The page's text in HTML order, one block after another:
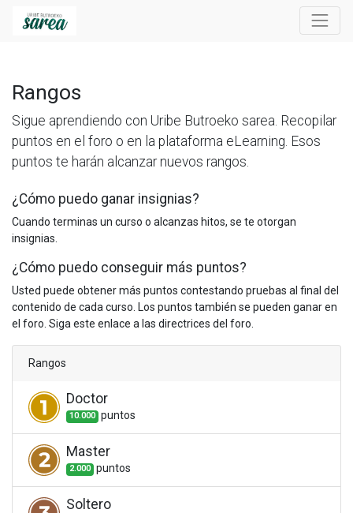
Rangos
Sigue aprendiendo con Uribe Butroeko sarea. Recopilar
puntos en el foro o en la plataforma eLearning. Esos
puntos te harán alcanzar nuevos rangos.
¿Cómo puedo ganar insignias?
Cuando terminas un curso o alcanzas hitos, se te otorgan
insignias.
¿Cómo puedo conseguir más puntos?
Usted puede obtener más puntos contestando pruebas al final del
contenido de cada curso. Los puntos también se pueden ganar en
el foro. Siga este enlace a las directrices del foro.
Rangos
Doctor
10.000 puntos
Master
2.000 puntos
Soltero